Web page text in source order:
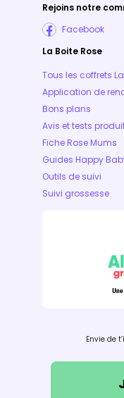
Rejoins notre
Facebook
La Boite Rose
Tous les coffrets
Application de
Bons plans
Avis et tests
Fiche Rose Mums
Guides Happy
Outils de suivi
Suivi grossesse
Envie de